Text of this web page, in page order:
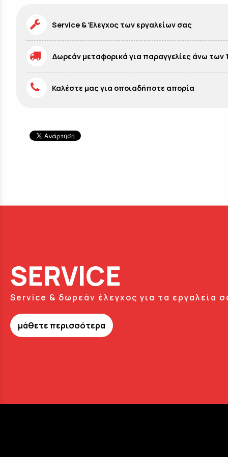
Service & Έλεγχος των εργαλείων σας
Δωρεάν μεταφορικά για παραγγελίες άνω των
Καλέστε μας για οποιαδήποτε απορία
SERVICE
Service & δωρεάν έλεγχος για τα εργαλεία
μάθετε περισσότερα